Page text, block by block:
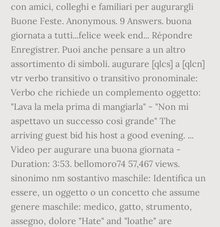
con amici, colleghi e familiari per augurargli
Buone Feste. Anonymous. 9 Answers. buona
giornata a tutti...felice week end... Répondre
Enregistrer. Puoi anche pensare a un altro
assortimento di simboli. augurare [qlcs] a [qlcn]
vtr verbo transitivo o transitivo pronominale:
Verbo che richiede un complemento oggetto:
"Lava la mela prima di mangiarla" - "Non mi
aspettavo un successo così grande" The
arriving guest bid his host a good evening. ...
Video per augurare una buona giornata -
Duration: 3:53. bellomoro74 57,467 views.
sinonimo nm sostantivo maschile: Identifica un
essere, un oggetto o un concetto che assume
genere maschile: medico, gatto, strumento,
assegno, dolore "Hate" and "loathe" are